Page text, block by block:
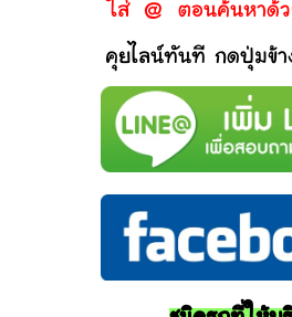
ใส่ @ ตอนค้นหาด้
คุยไลน์ทันที กดปุ่มข้า